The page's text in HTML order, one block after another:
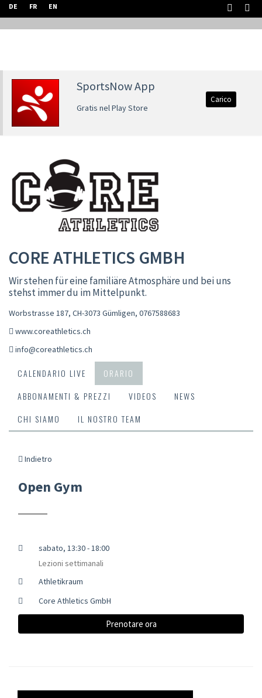
DE FR EN
SportsNow App
Gratis nel Play Store
Carico
CORE ATHLETICS GMBH
Wir stehen für eine familiäre Atmosphäre und bei uns
stehst immer du im Mittelpunkt.
Worbstrasse 187, CH-3073 Gümligen, 0767588683
www.coreathletics.ch
info@coreathletics.ch
CALENDARIO LIVE
ORARIO
ABBONAMENTI & PREZZI
VIDEOS
NEWS
CHI SIAMO
IL NOSTRO TEAM
Indietro
Open Gym
sabato, 13:30 - 18:00
Lezioni settimanali
Athletikraum
Core Athletics GmbH
Prenotare ora